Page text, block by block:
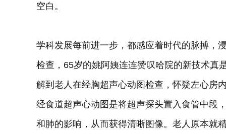
空白。
学科发展每前进一步，都感应着时代的脉搏，
检查，65岁的姚阿姨连连赞叹哈院的新技术真
解到老人在经胸超声心动图检查，怀疑左心房
经食道超声心动图是将超声探头置入食管中段
和肺的影响，从而获得清晰图像。老人原本就